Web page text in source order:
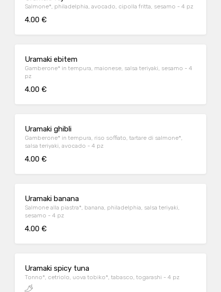
Salmone*, philadelphia, avocado, cipolla fritta, sesamo - 4 pz
4.00 €
Uramaki ebitem
Gamberone* in tempura, maionese, salsa teriyaki, sesamo - 4
pz
4.00 €
Uramaki ghibli
Gamberone* in tempura, riso soffiato, tartare di salmone*,
salsa teriyaki, avocado - 4 pz
4.00 €
Uramaki banana
Salmone alla piastra*, banana, philadelphia, salsa teriyaki,
sesamo - 4 pz
4.00 €
Uramaki spicy tuna
Tonno*, cetriolo, uova tobiko*, tabasco, togarashi - 4 pz